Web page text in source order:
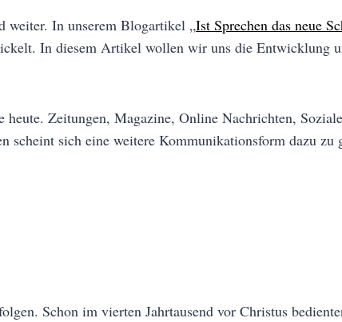
weiter. In unserem Blogartikel „Ist Sprechen das neue
In diesem Artikel wollen wir uns die Entwicklung
Zeitungen, Magazine, Online Nachrichten,
sich eine weitere Kommunikationsform dazu zu
Schon im vierten Jahrtausend vor Christus